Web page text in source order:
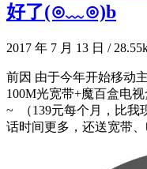
好了(⊙﹏⊙)b
2017 年 7 月 13 日 /
前因 由于今年开始移动
100M光宽带+魔百盒电
~ （139元每个月，比我
话时间更多，还送宽带